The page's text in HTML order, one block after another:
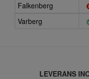
Falkenberg
Varberg
LEVERANS